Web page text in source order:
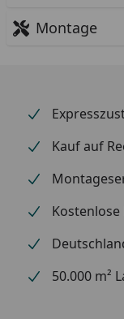
Montage
Kauf auf
50.000 m²